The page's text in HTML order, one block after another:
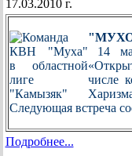
17.03.2010 г.
14
числе
Следующая встреча
Подробнее...